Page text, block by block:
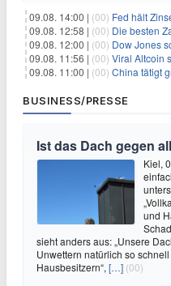
09.08. 14:00 | (00) Fed hält Zinsen
09.08. 12:58 | (00) Die besten
09.08. 12:00 | (00) Dow Jones schreibt
09.08. 11:56 | (00) Viral Altcoin
09.08. 11:00 | (00) China tätigt
BUSINESS/PRESSE
Ist das Dach gegen
Kiel,
und
sieht anders aus: „Unsere
Unwettern natürlich so
Hausbesitzern“, […] (00)